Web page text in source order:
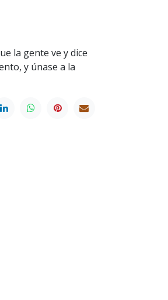
la gente ve y dice
y únase a la